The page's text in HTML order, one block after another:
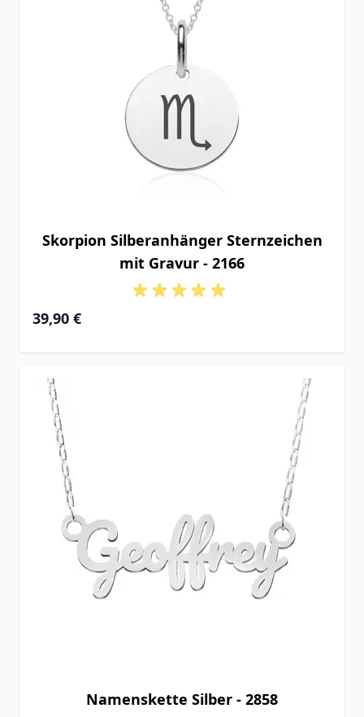
Skorpion Silberanhänger Sternzeichen
mit Gravur - 2166
39,90 €
Namenskette Silber - 2858